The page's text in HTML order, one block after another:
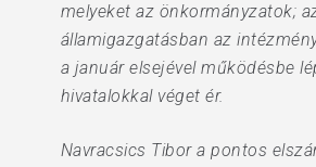
melyeket az önkormányzatok;
államigazgatásban az
a január elsejével működésbe
hivatalokkal véget ér.
Navracsics Tibor a pontos